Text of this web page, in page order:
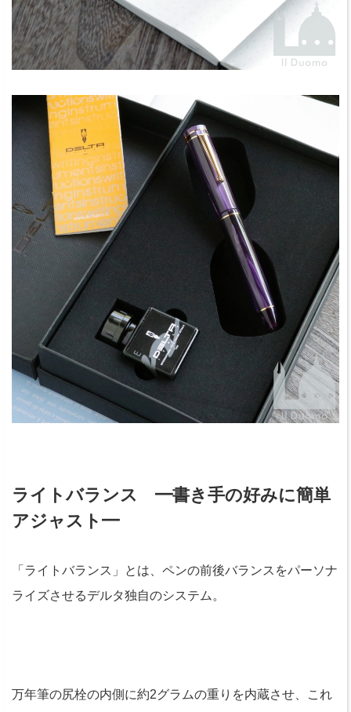
ライトバランス ━書き手の好みに簡単
アジャスト━
「ライトバランス」とは、ペンの前後バランスをパーソナ
ライズさせるデルタ独自のシステム。
万年筆の尻栓の内側に約2グラムの重りを内蔵させ、これ